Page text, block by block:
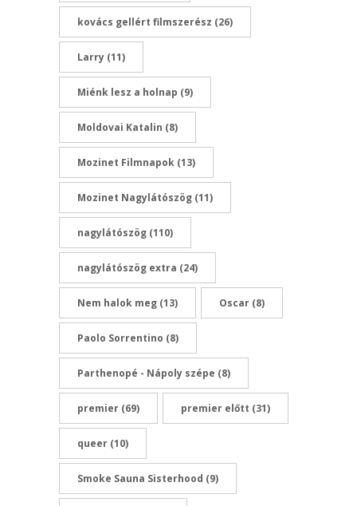
kovács gellért filmszerész (26)
Larry (11)
Miénk lesz a holnap (9)
Moldovai Katalin (8)
Mozinet Filmnapok (13)
Mozinet Nagylátószög (11)
nagylátószög (110)
nagylátószög extra (24)
Nem halok meg (13) Oscar (8)
Paolo Sorrentino (8)
Parthenopé - Nápoly szépe (8)
premier (69) premier előtt (31)
queer (10)
Smoke Sauna Sisterhood (9)